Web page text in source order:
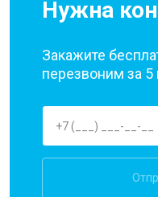
Нужна
Закажите
перезвоним за 5